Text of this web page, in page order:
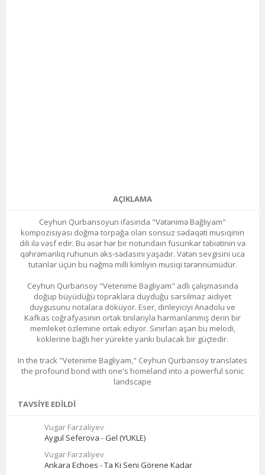
AÇIKLAMA
Ceyhun Qurbansoyun ifasında "Vətənimə Bağlıyam"
kompozisiyası doğma torpağa olan sonsuz sədaqəti musiqinin
dili ilə vəsf edir. Bu əsər hər bir notundaın füsunkar təbiətinin və
qəhrəmanlıq ruhunun əks-sədasını yaşadır. Vətən sevgisini uca
tutanlar üçün bu nəğmə milli kimliyin musiqi tərənnümüdür.
Ceyhun Qurbansoy "Vetenime Bagliyam" adlı çalışmasında
doğup büyüdüğü topraklara duyduğu sarsılmaz aidiyet
duygusunu notalara döküyor. Eser, dinleyiciyi Anadolu ve
Kafkas coğrafyasının ortak tınılarıyla harmanlanmış derin bir
memleket özlemine ortak ediyor. Sınırları aşan bu melodi,
köklerine bağlı her yürekte yankı bulacak bir güçtedir.
In the track "Vetenime Bagliyam," Ceyhun Qurbansoy translates
the profound bond with one's homeland into a powerful sonic
landscape
TAVSIYE EDILDI
Vugar Farzaliyev
Aygul Seferova - Gel (YUKLE)
Vugar Farzaliyev
Ankara Echoes - Ta Ki Seni Görene Kadar